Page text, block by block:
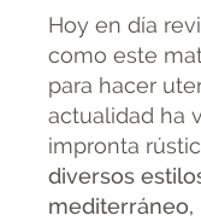
Hoy en día
como este
para hacer
actualidad ha
impronta
diversos